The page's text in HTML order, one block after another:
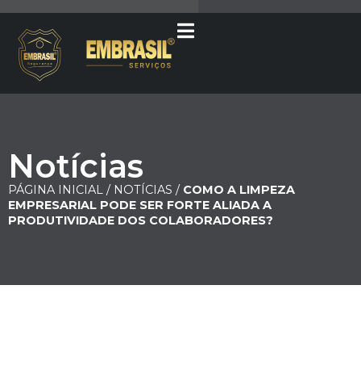
Notícias
PÁGINA INICIAL / NOTÍCIAS / COMO A LIMPEZA
EMPRESARIAL PODE SER FORTE ALIADA A
PRODUTIVIDADE DOS COLABORADORES?